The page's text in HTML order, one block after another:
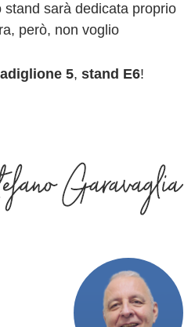
sarà dedicata proprio
però, non voglio
5, stand E6!